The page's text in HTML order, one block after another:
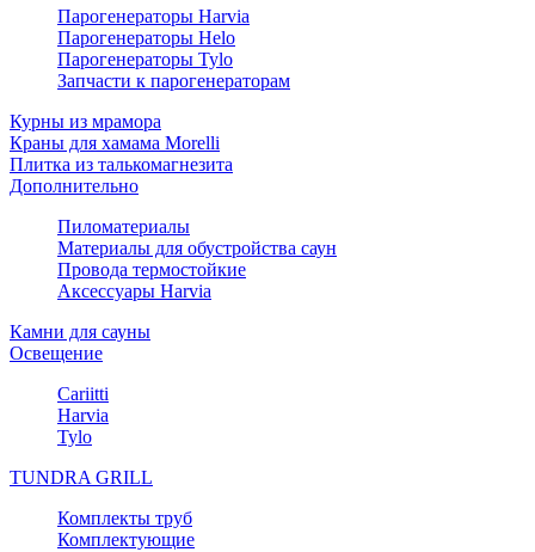
Парогенераторы Harvia
Парогенераторы Helo
Парогенераторы Tylo
Запчасти к парогенераторам
Курны из мрамора
Краны для хамама Morelli
Плитка из талькомагнезита
Дополнительно
Пиломатериалы
Материалы для обустройства саун
Провода термостойкие
Аксессуары Harvia
Камни для сауны
Освещение
Cariitti
Harvia
Tylo
TUNDRA GRILL
Комплекты труб
Комплектующие